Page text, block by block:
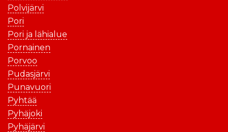
Polvijärvi
Pori
Pori ja lähialue
Pornainen
Porvoo
Pudasjärvi
Punavuori
Pyhtää
Pyhäjoki
Pyhäjärvi